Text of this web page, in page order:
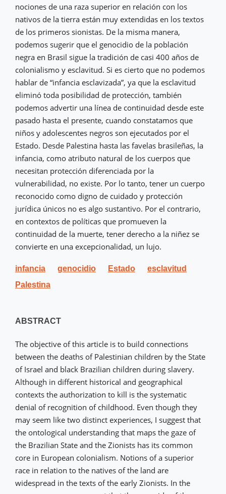
nociones de una raza superior en relación con los
nativos de la tierra están muy extendidas en los textos
de los primeros sionistas. De la misma manera,
podemos sugerir que el genocidio de la población
negra en Brasil sigue la tradición de casi 400 años de
colonialismo y esclavitud. Si es cierto que no podemos
hablar de “infancia esclavizada”, ya que la esclavitud
eliminó toda posibilidad de protección, también
podemos advertir una línea de continuidad desde este
pasado hasta el presente, cuando constatamos que
niños y adolescentes negros son ejecutados por el
Estado. Desde Palestina hasta las favelas brasileñas, la
infancia, como atributo natural de los cuerpos que
necesitan protección diferenciada por la
vulnerabilidad, no existe. Por lo tanto, tener un cuerpo
reconocido como digno de cuidado y protección
jurídica únicos no es algo sustantivo. Por el contrario,
en contextos de políticas que promueven la
continuidad de la muerte, tener derecho a la niñez se
convierte en una excepcionalidad, un lujo.
infancia genocidio Estado
esclavitud
Palestina
ABSTRACT
The objective of this article is to build connections
between the deaths of Palestinian children by the State
of Israel and black Brazilian children during slavery.
Although in different historical and geographical
contexts the authorization to kill is the systematic
denial of recognition of childhood. Even though they
may seem like two distinct experiences, I suggest that
the ontological understanding that maps the gaze of
the Brazilian State and the Zionists has its common
core in European colonialism. Notions of a superior
race in relation to the natives of the land are
widespread in the texts of the early Zionists. In the